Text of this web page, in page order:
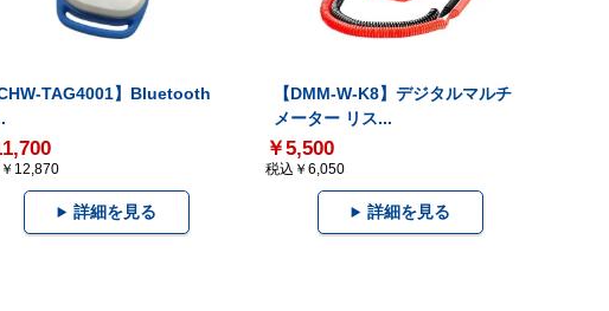
CHW-TAG4001】Bluetooth
12,870
詳細を見る
【DMM-W-K8】デジタルマルチ
メーター リス...
￥5,500
税込￥6,050
詳細を見る